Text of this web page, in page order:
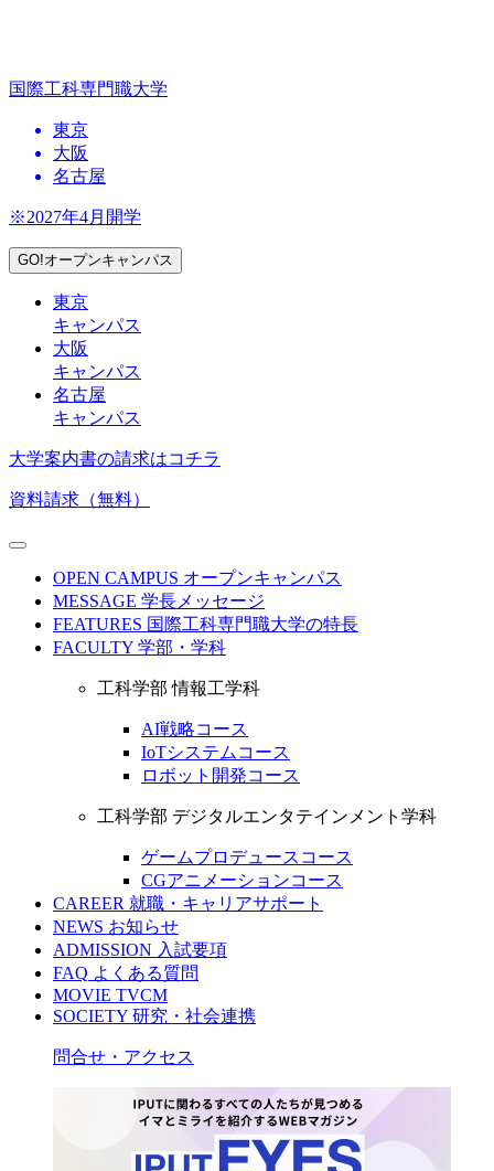
国際工科専門職大学
東京
大阪
名古屋
※2027年4月開学
GO!オープンキャンパス
東京
キャンパス
大阪
キャンパス
名古屋
キャンパス
大学案内書の請求はコチラ
資料請求（無料）
OPEN CAMPUS オープンキャンパス
MESSAGE 学長メッセージ
FEATURES 国際工科専門職大学の特長
FACULTY 学部・学科
工科学部 情報工学科
AI戦略コース
IoTシステムコース
ロボット開発コース
工科学部 デジタルエンタテインメント学科
ゲームプロデュースコース
CGアニメーションコース
CAREER 就職・キャリアサポート
NEWS お知らせ
ADMISSION 入試要項
FAQ よくある質問
MOVIE TVCM
SOCIETY 研究・社会連携
問合せ・アクセス